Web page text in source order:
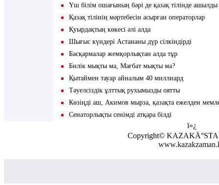
Үш білім ошағының бәрі де қазақ тілінде ашылды
Қазақ тілінің мәртебесін асырған операторлар
Қуырдақтың көкесі әлі алда
Шығыс күндері Астананы дүр сілкіндірді
Басқармалар жемқорлықтан алда тұр
Билік мықты ма, Мағбат мықты ма?
Қытаймен тауар айналым 40 миллиард
Тәуелсіздік ұлттық рухымызды оятты
Көзіңді аш, Акимов мырза, қазақта ежелден
Сенаторлықты сенімді атқара білді
ï»¿
Copyright©